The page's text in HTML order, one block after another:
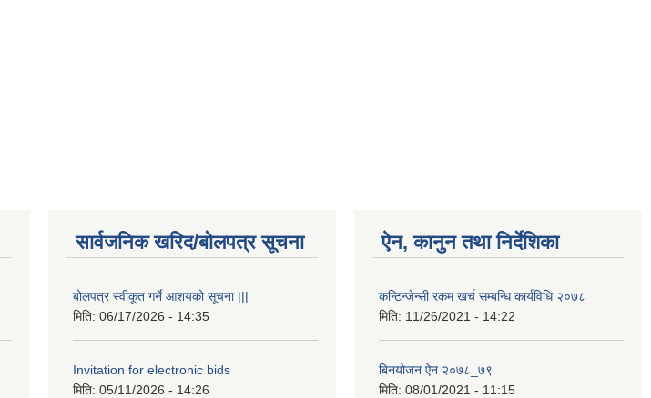
सार्वजनिक खरिद/बोलपत्र सूचना
बोलपत्र स्वीकूत गर्ने आशयको सूचना |||
मिति: 06/17/2026 - 14:35
Invitation for electronic bids
मिति: 05/11/2026 - 14:26
ऐन, कानुन तथा निर्देशिका
कन्टिन्जेन्सी रकम खर्च सम्बन्धि कार्यविधि २०७८
मिति: 11/26/2021 - 14:22
बिनयोजन ऐन २०७८_७९
मिति: 08/01/2021 - 11:15